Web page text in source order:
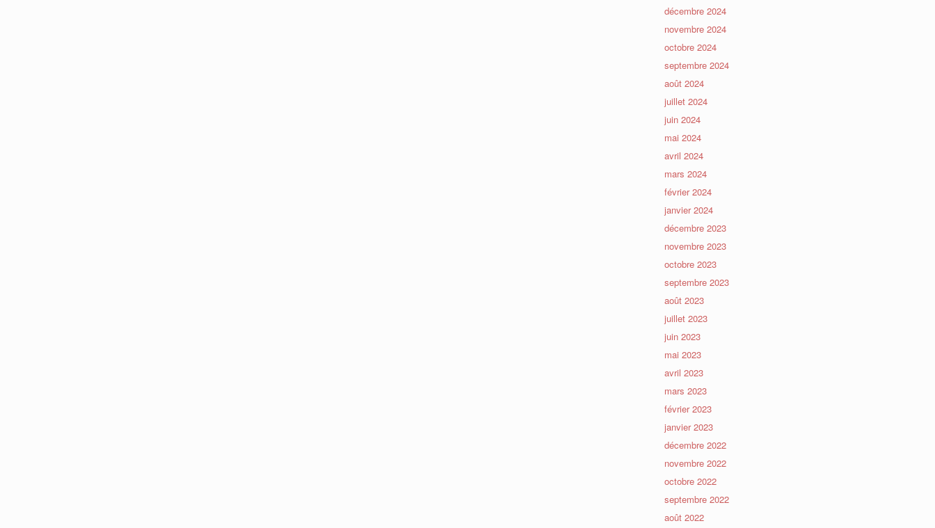
décembre 2024
novembre 2024
octobre 2024
septembre 2024
août 2024
juillet 2024
juin 2024
mai 2024
avril 2024
mars 2024
février 2024
janvier 2024
décembre 2023
novembre 2023
octobre 2023
septembre 2023
août 2023
juillet 2023
juin 2023
mai 2023
avril 2023
mars 2023
février 2023
janvier 2023
décembre 2022
novembre 2022
octobre 2022
septembre 2022
août 2022